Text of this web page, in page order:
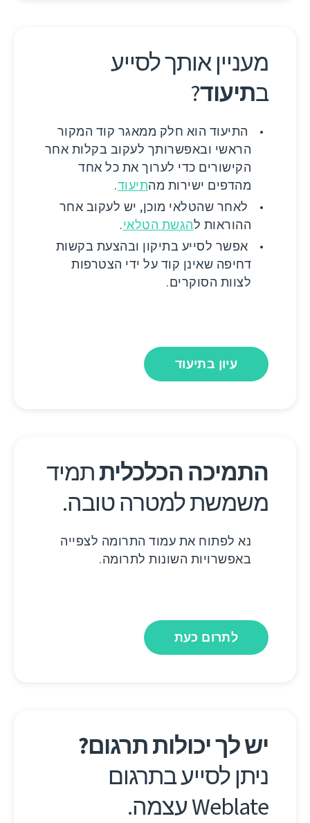
מעניין אותך לסייע
בתיעוד?
התיעוד הוא חלק ממאגר קוד המקור
הראשי ובאפשרותך לעקוב בקלות אחר
הקישורים כדי לערוך את כל אחד
מהדפים ישירות מהתיעוד.
לאחר שהטלאי מוכן, יש לעקוב אחר
ההוראות להגשת הטלאי.
אפשר לסייע בתיקון ובהצעת בקשות
דחיפה שאינן קוד על ידי הצטרפות
לצוות הסוקרים.
עיון בתיעוד
התמיכה הכלכליתתמיד
משמשת למטרה טובה.
נא לפתוח את עמוד התרומה לצפייה
באפשרויות השונות לתרומה.
לתרום כעת
יש לך יכולות תרגום?
ניתן לסייע בתרגום
Weblate עצמה.